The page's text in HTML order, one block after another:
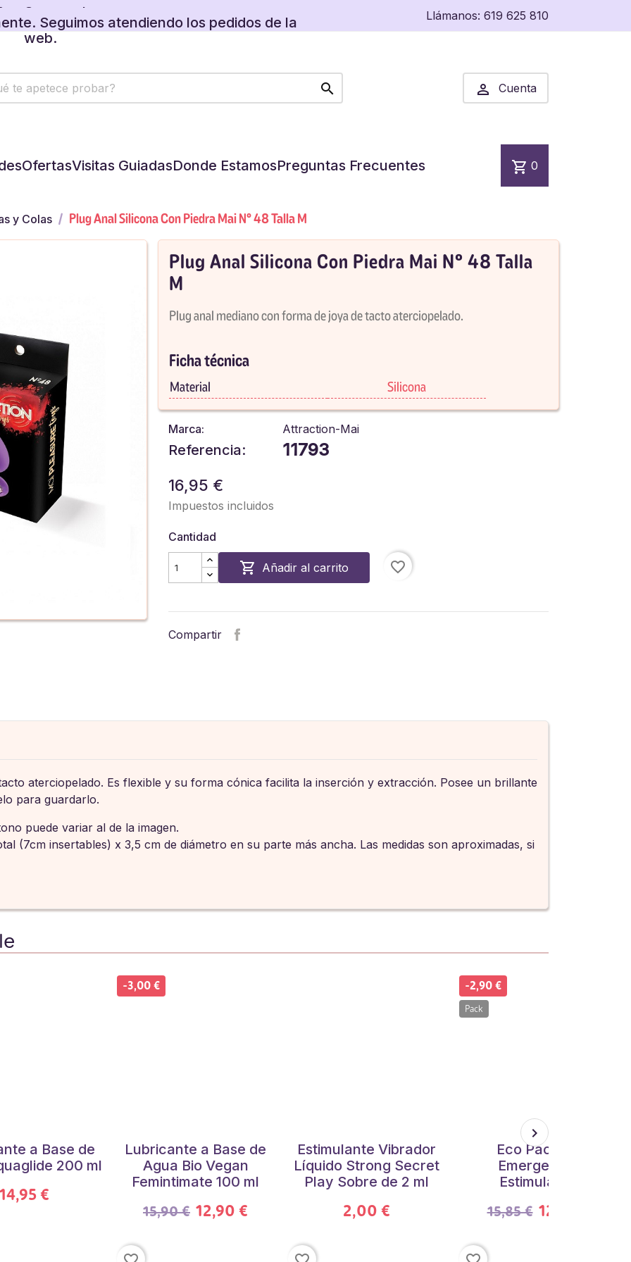
Seguimos atendiendo los pedidos de la
web.
regalos disponibles en tu carrito.
Llámanos: 619 625 810
  Cuenta
OfertasVisitas GuiadasDonde EstamosPreguntas Frecuentes shopping_cart 0
y Colas Plug Anal Silicona Con Piedra Mai Nº 48 Talla M
Plug Anal Silicona Con Piedra Mai Nº 48 Talla
M
Plug anal mediano con forma de joya de tacto aterciopelado.
Ficha técnica
Material Silicona
Marca: Attraction-Mai
Referencia: 11793
16,95 €
Impuestos incluidos
Cantidad
 Añadir al carrito favorite_border
Compartir
aterciopelado. Es flexible y su forma cónica facilita la inserción y extracción. Posee un brillante
para guardarlo.
puede variar al de la imagen.
(7cm insertables) x 3,5 cm de diámetro en su parte más ancha. Las medidas son aproximadas, si
a Base de
200 ml
14,95 €
-3,00 €
Lubricante a Base de
Agua Bio Vegan
Femintimate 100 ml
15,90 € 12,90 €
Estimulante Vibrador
Líquido Strong Secret
Play Sobre de 2 ml
2,00 €
-2,90 €
Pack
Eco Pack de
Emergencia
Estimulante
15,85 € 12,95 €